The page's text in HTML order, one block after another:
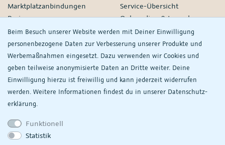
Beim Besuch unserer Website werden mit Deiner Einwilligung
personenbezogene Daten zur Verbesserung unserer Produkte und
Werbemaßnahmen eingesetzt. Dazu verwenden wir Cookies und
geben teilweise anonymisierte Daten an Dritte weiter. Deine
Einwilligung hierzu ist freiwillig und kann jederzeit widerrufen
werden. Weitere Informationen findest du in unserer Daten­schutz­
erklärung.
Funktionell
Statistik
Marktplatzanbindungen
Preise
Service-Übersicht
Onboarding & Launch
Services
Managed Services
Partner-Netzwerk
Webinare
Knowledge
plentyDevelopers
Product Information Hub
Unternehmen